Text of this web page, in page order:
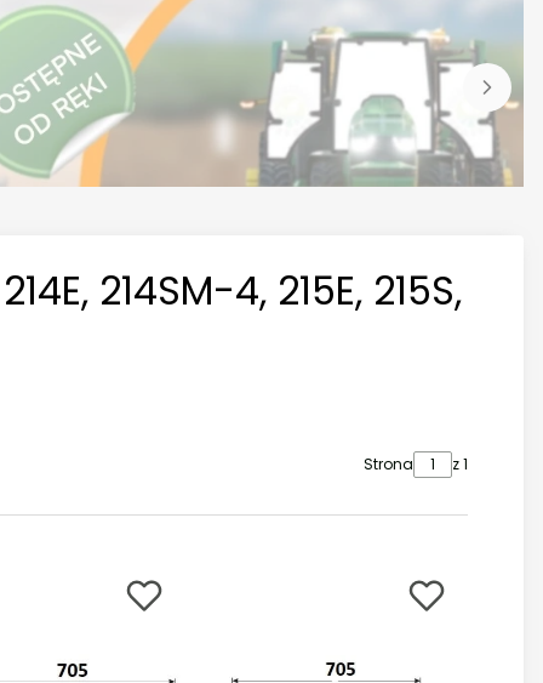
214SM-4, 215E, 215S,
Strona z 1